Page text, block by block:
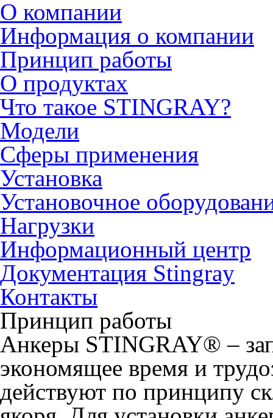
О компании
Информация о компании
Принцип работы
О продуктах
Что такое STINGRAY?
Модели
Сферы применения
Установка
Установочное
Нагрузки
Информационный центр
Документация Stingray
Контакты
Принцип работы
Анкеры STINGRAY® –
экономящее время и
действуют по принципу